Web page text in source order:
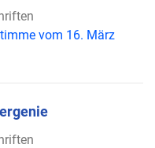
vom 16. März